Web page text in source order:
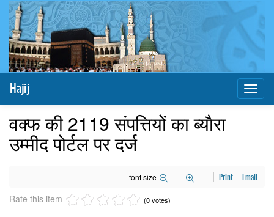
Hajij
वक्फ की 2119 संपत्तियों का ब्याैरा
उम्मीद पोर्टल पर दर्ज
font size Print Email
Rate this item (0 votes)